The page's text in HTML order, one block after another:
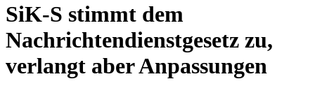
SiK-S stimmt dem
Nachrichtendienstgesetz zu,
verlangt aber Anpassungen